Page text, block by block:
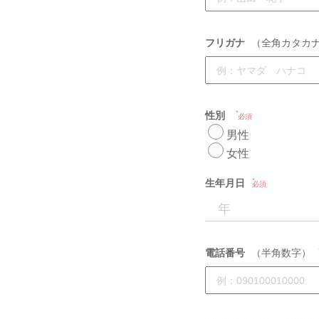
フリガナ （全角カタカナ
性別 必須
男性
女性
生年月日 必須
電話番号 （半角数字）